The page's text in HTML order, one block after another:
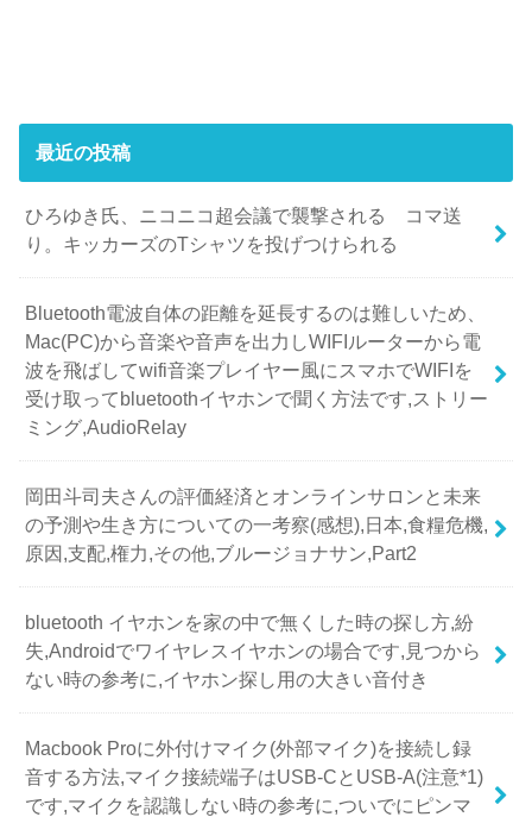
最近の投稿
ひろゆき氏、ニコニコ超会議で襲撃される コマ送
り。キッカーズのTシャツを投げつけられる
Bluetooth電波自体の距離を延長するのは難しいため、
Mac(PC)から音楽や音声を出力しWIFIルーターから電
波を飛ばしてwifi音楽プレイヤー風にスマホでWIFIを
受け取ってbluetoothイヤホンで聞く方法です,ストリー
ミング,AudioRelay
岡田斗司夫さんの評価経済とオンラインサロンと未来
の予測や生き方についての一考察(感想),日本,食糧危機,
原因,支配,権力,その他,ブルージョナサン,Part2
bluetooth イヤホンを家の中で無くした時の探し方,紛
失,Androidでワイヤレスイヤホンの場合です,見つから
ない時の参考に,イヤホン探し用の大きい音付き
Macbook Proに外付けマイク(外部マイク)を接続し録
音する方法,マイク接続端子はUSB-CとUSB-A(注意*1)
です,マイクを認識しない時の参考に,ついでにピンマ